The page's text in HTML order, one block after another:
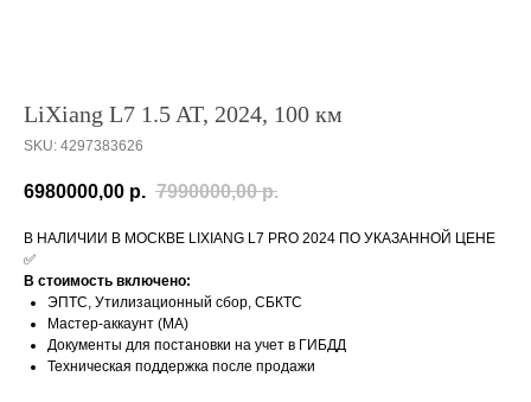
LiXiang L7 1.5 AT, 2024, 100 км
SKU: 4297383626
6980000,00 р. 7990000,00 р.
В НАЛИЧИИ В МОСКВЕ LIXIANG L7 PRO 2024 ПО УКАЗАННОЙ ЦЕНЕ
✅
В стоимость включено:
ЭПТС, Утилизационный сбор, СБКТС
Мастер-аккаунт (MA)
Документы для постановки на учет в ГИБДД
Техническая поддержка после продажи